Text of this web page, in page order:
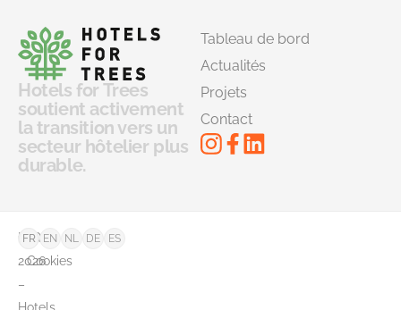
Hotels for Trees
soutient activement
la transition vers un
secteur hôtelier plus
durable.
Tableau de bord
Actualités
Projets
Contact
©
2026
–
Hotels
FAQ
Cookies
FR EN NL DE ES